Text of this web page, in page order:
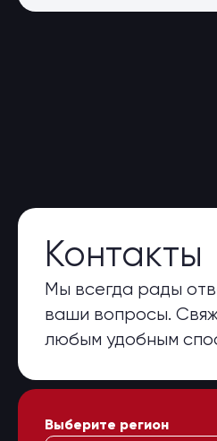
Контакты
Мы всегда рады
ваши вопросы.
любым удобным
Выберите регион